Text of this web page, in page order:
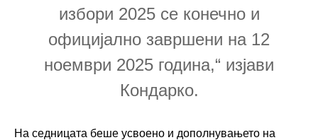
избори 2025 се конечно и
официјално завршени на 12
ноември 2025 година,“ изјави
Кондарко.
На седницата беше усвоено и дополнувањето на